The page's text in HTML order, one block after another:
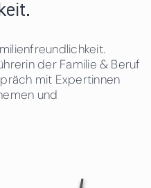
der Familie & Beruf
mit Expertinnen
und